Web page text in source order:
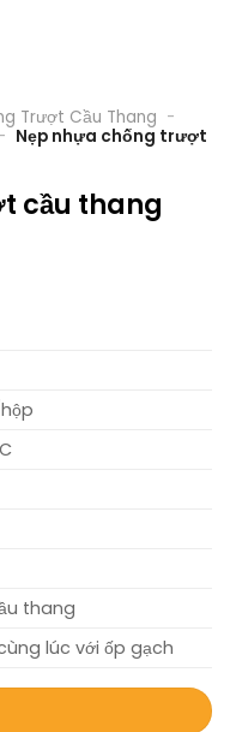
Trượt Cầu Thang -
- Nẹp nhựa chống trượt
cầu thang
thang
lúc với ốp gạch